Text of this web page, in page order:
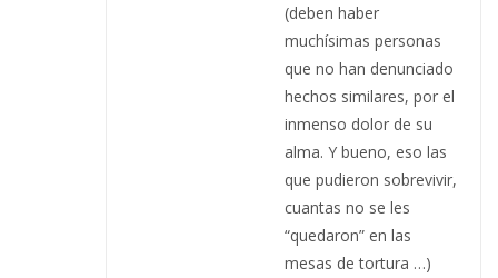
(deben haber
muchísimas personas
que no han denunciado
hechos similares, por el
inmenso dolor de su
alma. Y bueno, eso las
que pudieron sobrevivir,
cuantas no se les
“quedaron” en las
mesas de tortura …)